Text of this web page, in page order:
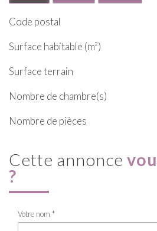
Code postal
Surface habitable (m²)
surface terrain
Nombre de chambre(s)
Nombre de pièces
cette annonce
?
Votre nom *